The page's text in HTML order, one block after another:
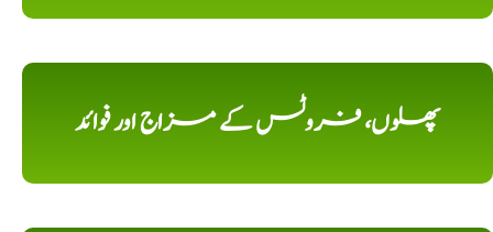
پھلوں، فروٹس کے مزاج اور فوائد